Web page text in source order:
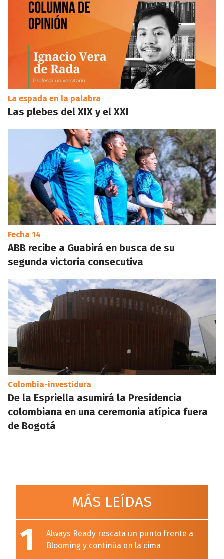
La espada en la palabra
Las plebes del XIX y el XXI
Fecha 14
ABB recibe a Guabirá en busca de su
segunda victoria consecutiva
Colombia-investidura
De la Espriella asumirá la Presidencia
colombiana en una ceremonia atípica fuera
de Bogotá
MÁS LEÍDAS
1
Always Ready rescata un punto frente a
Blooming y continúa en la cima